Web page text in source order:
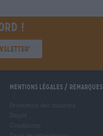
!
Mentions légales / Remarques